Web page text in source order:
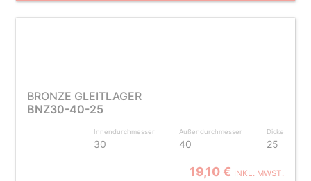
BRONZE GLEITLAGER
BNZ30-40-25
Innendurchmesser
30
Außendurchmesser
40
Dicke
25
19,10 € INKL. MWST.